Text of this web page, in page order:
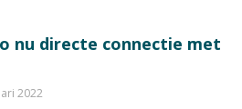
nu directe connectie met
2022